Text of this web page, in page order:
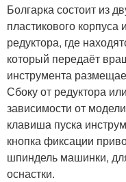
Болгарка состоит из
пластикового корпуса
редуктора, где
который передаёт
инструмента
Сбоку от редуктора
зависимости от
клавиша пуска
кнопка фиксации
шпиндель машинки,
оснастки.